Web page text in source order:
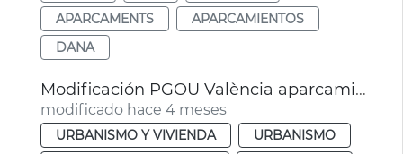
APARCAMENTS
APARCAMIENTOS
DANA
Modificación PGOU València aparcamientos altura la Torre
modificado hace 4 meses
URBANISMO Y VIVIENDA
URBANISMO